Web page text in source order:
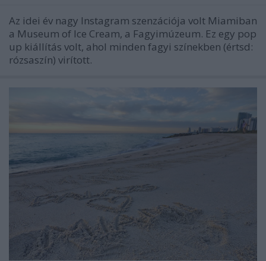
Az idei év nagy Instagram szenzációja volt Miamiban
a Museum of Ice Cream, a Fagyimúzeum. Ez egy pop
up kiállítás volt, ahol minden fagyi színekben (értsd:
rózsaszín) virított.